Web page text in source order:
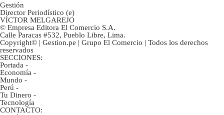
Gestión
Director Periodístico (e)
VÍCTOR MELGAREJO
© Empresa Editora El Comercio S.A.
Calle Paracas #532, Pueblo Libre, Lima.
Copyright© | Gestion.pe | Grupo El Comercio | Todos los derechos
reservados
SECCIONES:
Portada -
Economía -
Mundo -
Perú -
Tu Dinero -
Tecnología
CONTACTO: